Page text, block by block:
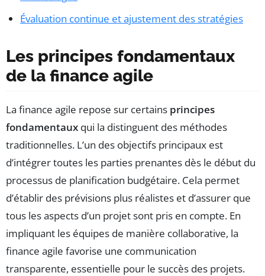
Évaluation continue et ajustement des stratégies
Les principes fondamentaux
de la finance agile
La finance agile repose sur certains principes
fondamentaux qui la distinguent des méthodes
traditionnelles. L’un des objectifs principaux est
d’intégrer toutes les parties prenantes dès le début du
processus de planification budgétaire. Cela permet
d’établir des prévisions plus réalistes et d’assurer que
tous les aspects d’un projet sont pris en compte. En
impliquant les équipes de manière collaborative, la
finance agile favorise une communication
transparente, essentielle pour le succès des projets.